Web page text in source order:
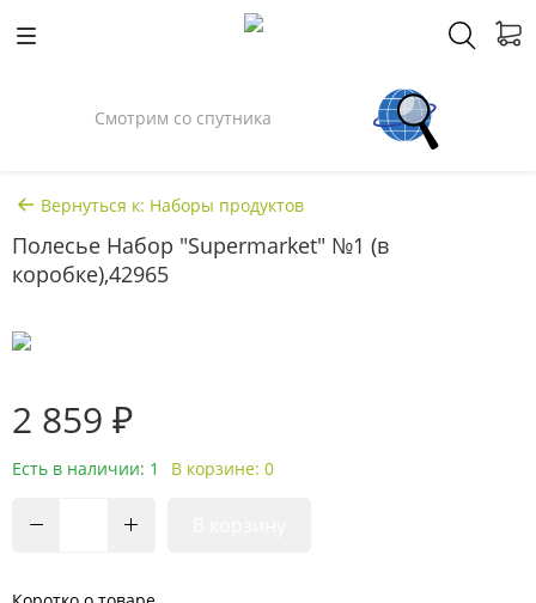
Смотрим со спутника
Вернуться к: Наборы продуктов
Полесье Набор "Supermarket" №1 (в
коробке),42965
2 859 ₽
Есть в наличии: 1 В корзине: 0